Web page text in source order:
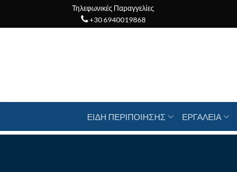
Τηλεφωνικές Παραγγελίες
+30 6940019868
ΕΙΔΗ ΠΕΡΙΠΟΙΗΣΗΣ ΕΡΓΑΛΕΙΑ